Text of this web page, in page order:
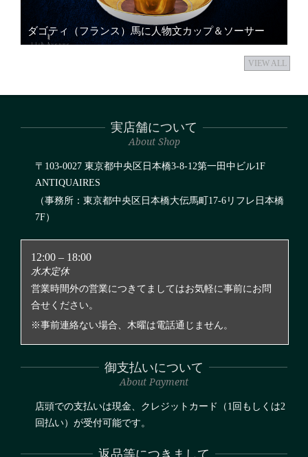
ダゴティ（フランス）馬に人物文カップ＆ソーサー
VIEW ALL
実店舗について
About Shop
〒103-0027 東京都中央区日本橋3-8-12第一田中ビル1F
ANTIQUAIRES
（事務所：東京都中央区日本橋大伝馬町17-6リフレ日本橋
7F）
12:00 – 18:00
水木定休
営業時間外の営業につきてましてはお気軽に事前にお問
合せください。
※事前連絡ない場合、木曜は電話通じません。
御支払いについて
About Payment
店頭での支払いは現金、クレジットカード（1回もしくは2
回払い）が受付可能です。